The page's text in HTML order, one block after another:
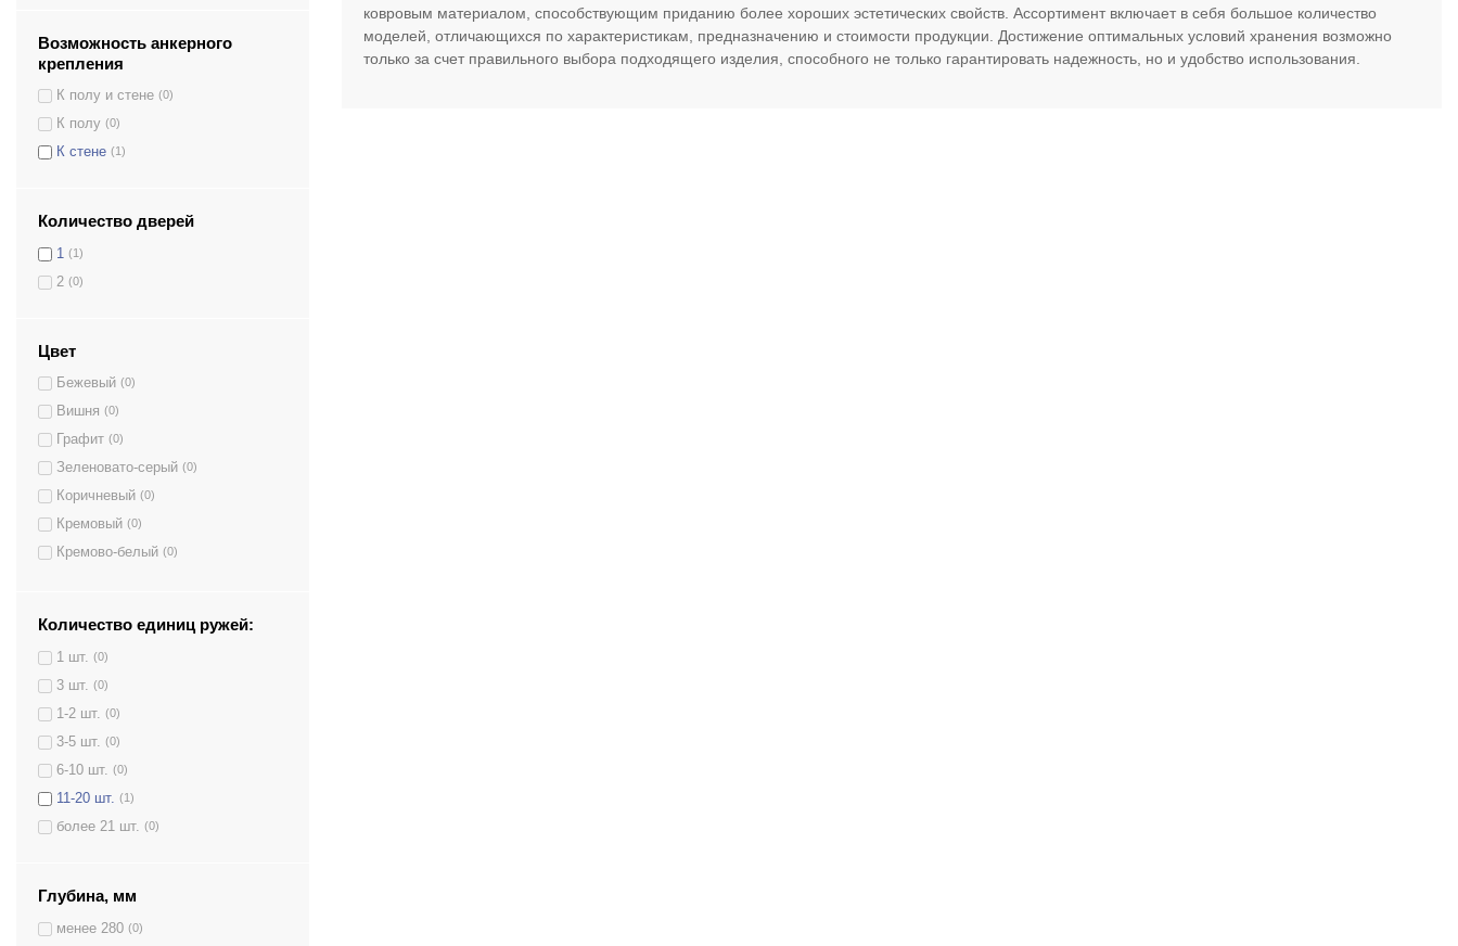
Возможность анкерного
крепления
К полу и стене (0)
К полу (0)
К стене (1)
Количество дверей
1 (1)
2 (0)
Цвет
Бежевый (0)
Вишня (0)
Графит (0)
Зеленовато-серый (0)
Коричневый (0)
Кремовый (0)
Кремово-белый (0)
(0)
Черный
Черный/Кремовый
Количество единиц ружей:
1 шт. (0)
3 шт. (0)
1-2 шт. (0)
3-5 шт. (0)
6-10 шт. (0)
11-20 шт. (1)
более 21 шт. (0)
Глубина, мм
менее 280 (0)
ковровым материалом, способствующим приданию более хороших эстетических свойств. Ассортимент включает в себя большое количество
моделей, отличающихся по характеристикам, предназначению и стоимости продукции. Достижение оптимальных условий хранения возможно
только за счет правильного выбора подходящего изделия, способного не только гарантировать надежность, но и удобство использования.